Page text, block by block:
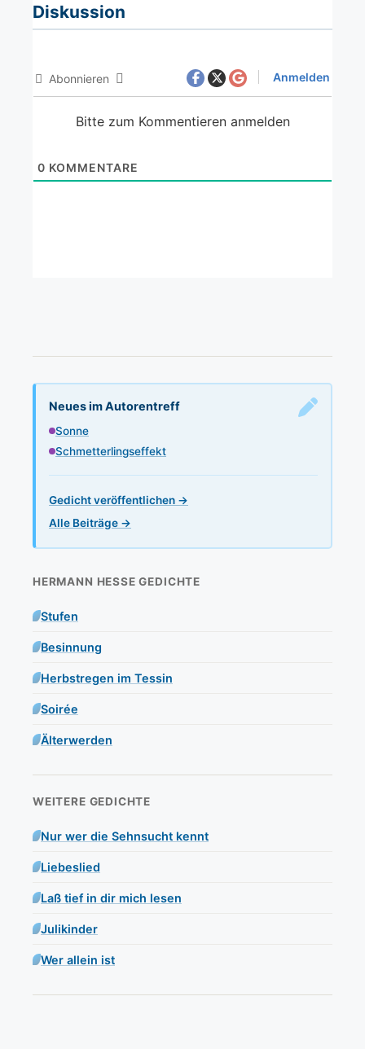
Diskussion
Abonnieren Anmelden
Bitte zum Kommentieren anmelden
0 KOMMENTARE
Neues im Autorentreff
Sonne
Schmetterlingseffekt
Gedicht veröffentlichen →
Alle Beiträge →
HERMANN HESSE GEDICHTE
Stufen
Besinnung
Herbstregen im Tessin
Soirée
Älterwerden
WEITERE GEDICHTE
Nur wer die Sehnsucht kennt
Liebeslied
Laß tief in dir mich lesen
Julikinder
Wer allein ist